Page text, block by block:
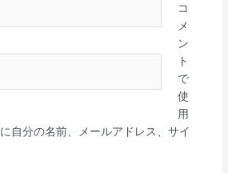
コ
メ
ン
ト
で
使
用
自分の名前、メールアドレス、サイ